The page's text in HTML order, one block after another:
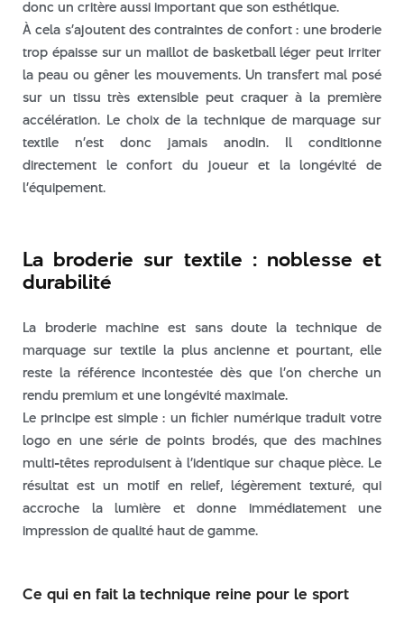
juillet 2023
juin 2023
mai 2023
avril 2023
juin 2022
mai 2022
Produits
Flux des publications
Flux des commentaires
Site de WordPress-FR
donc un critère aussi important que son esthétique.
À cela s’ajoutent des contraintes de confort : une broderie
trop épaisse sur un maillot de basketball léger peut irriter
la peau ou gêner les mouvements. Un transfert mal posé
sur un tissu très extensible peut craquer à la première
accélération. Le choix de la technique de marquage sur
textile n’est donc jamais anodin. Il conditionne
directement le confort du joueur et la longévité de
l’équipement.
La broderie sur textile : noblesse et
durabilité
La broderie machine est sans doute la technique de
marquage sur textile la plus ancienne et pourtant, elle
reste la référence incontestée dès que l’on cherche un
rendu premium et une longévité maximale.
Le principe est simple : un fichier numérique traduit votre
logo en une série de points brodés, que des machines
multi-têtes reproduisent à l’identique sur chaque pièce. Le
résultat est un motif en relief, légèrement texturé, qui
accroche la lumière et donne immédiatement une
impression de qualité haut de gamme.
Ce qui en fait la technique reine pour le sport